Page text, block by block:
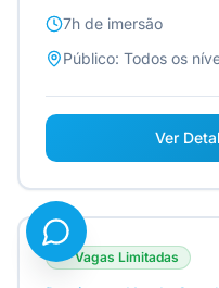
7h de imersão
Público: Todos os
Ver
Vagas Limitadas